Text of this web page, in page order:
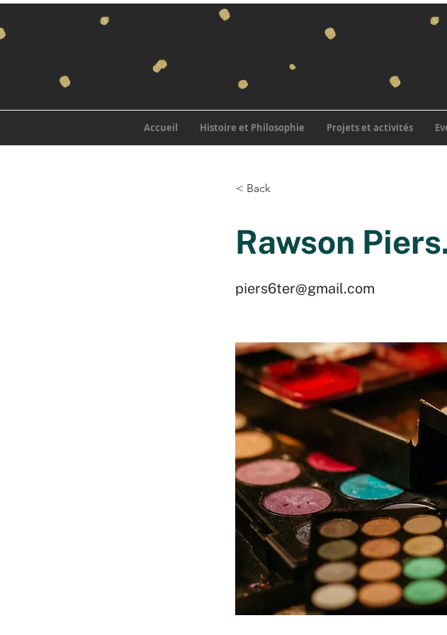
Accueil Histoire et Philosophie Projets et activités
< Back
Rawson
piers6ter@gmail.com